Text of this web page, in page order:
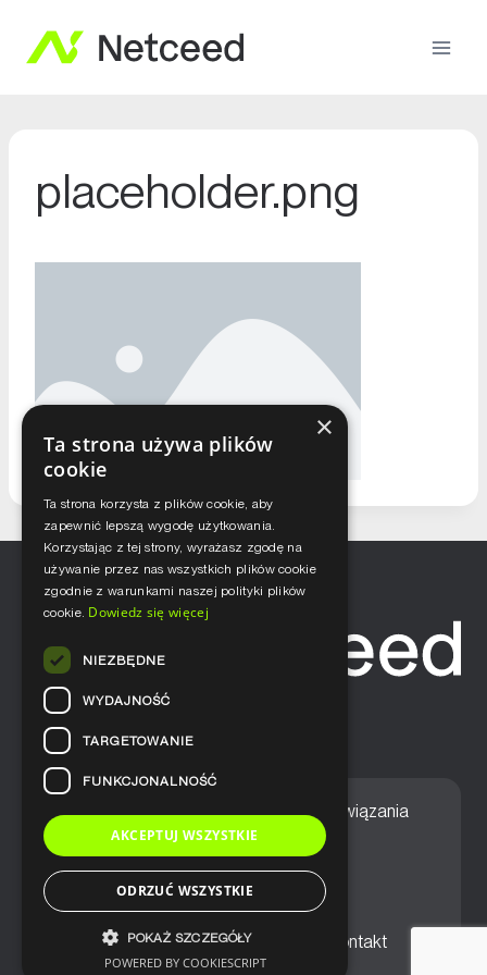
placeholder.png
Home Nasze podejście Rozwiązania
Usługi Aktualności
Ogólne warunki sprzedaży Kontakt
×
Ta strona używa plików
cookie
Ta strona korzysta z plików cookie, aby
zapewnić lepszą wygodę użytkowania.
Korzystając z tej strony, wyrażasz zgodę na
używanie przez nas wszystkich plików cookie
zgodnie z warunkami naszej polityki plików
cookie. Dowiedz się więcej
NIEZBĘDNE
WYDAJNOŚĆ
TARGETOWANIE
FUNKCJONALNOŚĆ
AKCEPTUJ WSZYSTKIE
ODRZUĆ WSZYSTKIE
POKAŻ SZCZEGÓŁY
POWERED BY COOKIESCRIPT